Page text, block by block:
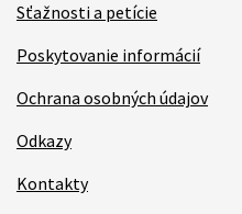
Sťažnosti a petície
Poskytovanie informácií
Ochrana osobných údajov
Odkazy
Kontakty